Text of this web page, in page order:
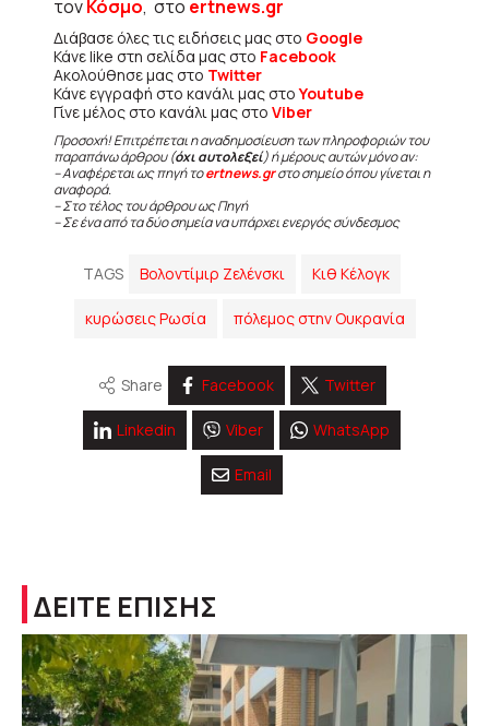
τονΚόσμο, στο ertnews.gr
Διάβασε όλες τις ειδήσεις μας στο Google
Κάνε like στη σελίδα μας στο Facebook
Ακολούθησε μας στο Twitter
Κάνε εγγραφή στο κανάλι μας στοYoutube
Γίνε μέλος στο κανάλι μας στο Viber
Προσοχή! Επιτρέπεται η αναδημοσίευση των πληροφοριών του
παραπάνω άρθρου (όχι αυτολεξεί) ή μέρους αυτών μόνο αν:
– Αναφέρεται ως πηγή τοertnews.grστο σημείο όπου γίνεται η
αναφορά.
– Στο τέλος του άρθρου ως Πηγή
– Σε ένα από τα δύο σημεία να υπάρχει ενεργός σύνδεσμος
TAGS Βολοντίμιρ Ζελένσκι Κιθ Κέλογκ
κυρώσεις Ρωσία πόλεμος στην Ουκρανία
Share Facebook Twitter
Linkedin Viber WhatsApp
Email
ΔΕΙΤΕ ΕΠΙΣΗΣ